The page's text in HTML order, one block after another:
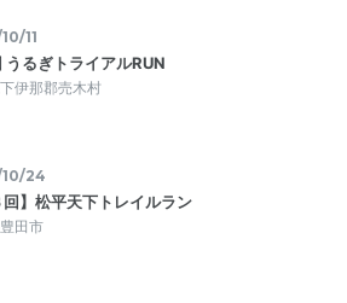
11
うるぎトライアルRUN
伊那郡売木村
24
回】松平天下トレイルラン
田市